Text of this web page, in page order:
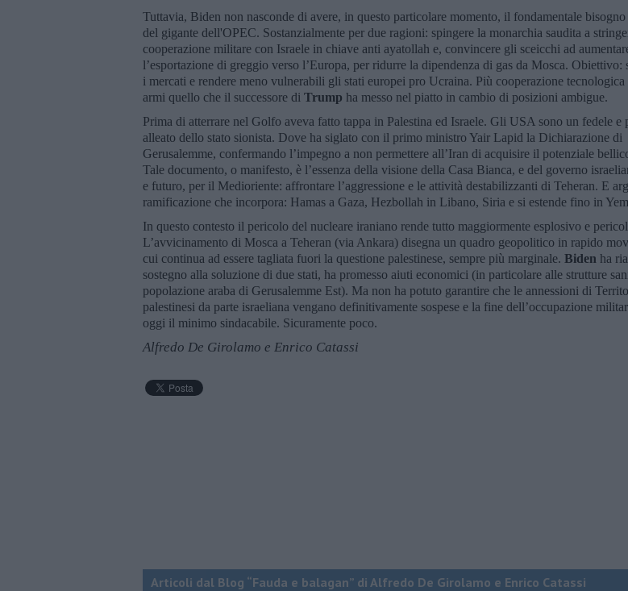
Tuttavia, Biden non nasconde di avere, in questo particolare momento, il fondamentale
del gigante dell'OPEC. Sostanzialmente per due ragioni: spingere la monarchia saudita a
cooperazione militare con Israele in chiave anti ayatollah e, convincere gli sceicchi ad
l’esportazione di greggio verso l’Europa, per ridurre la dipendenza di gas da Mosca. Obiettivo:
i mercati e rendere meno vulnerabili gli stati europei pro Ucraina. Più cooperazione
armi quello che il successore di Trump ha messo nel piatto in cambio di posizioni ambigue.
Prima di atterrare nel Golfo aveva fatto tappa in Palestina ed Israele. Gli USA sono un fedele e
alleato dello stato sionista. Dove ha siglato con il primo ministro Yair Lapid la Dichiarazione di
Gerusalemme, confermando l’impegno a non permettere all’Iran di acquisire il potenziale
Tale documento, o manifesto, è l’essenza della visione della Casa Bianca, e del governo
e futuro, per il Medioriente: affrontare l’aggressione e le attività destabilizzanti di Teheran. E
ramificazione che incorpora: Hamas a Gaza, Hezbollah in Libano, Siria e si estende fino in
In questo contesto il pericolo del nucleare iraniano rende tutto maggiormente esplosivo e
L’avvicinamento di Mosca a Teheran (via Ankara) disegna un quadro geopolitico in rapido
cui continua ad essere tagliata fuori la questione palestinese, sempre più marginale. Biden ha
sostegno alla soluzione di due stati, ha promesso aiuti economici (in particolare alle strutture
popolazione araba di Gerusalemme Est). Ma non ha potuto garantire che le annessioni di
palestinesi da parte israeliana vengano definitivamente sospese e la fine dell’occupazione
oggi il minimo sindacabile. Sicuramente poco.
Alfredo De Girolamo e Enrico Catassi
Articoli dal Blog “Fauda e balagan” di Alfredo De Girolamo e Enrico Catassi